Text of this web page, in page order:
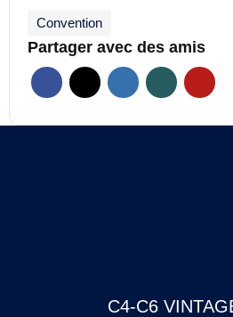
Convention
Partager avec des amis
C4-C6